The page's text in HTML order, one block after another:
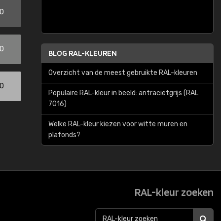
BLOG RAL-KLEUREN
Overzicht van de meest gebruikte RAL-kleuren
Populaire RAL-kleur in beeld: antracietgrijs (RAL
7016)
Welke RAL-kleur kiezen voor witte muren en
plafonds?
RAL-kleur zoeken